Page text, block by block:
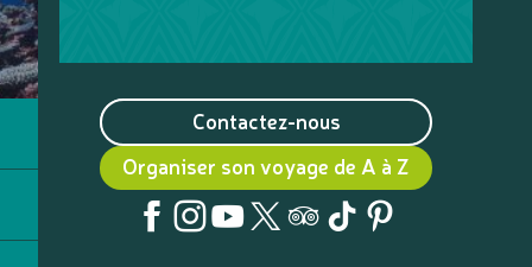
Contactez-nous
Organiser son voyage de A à Z